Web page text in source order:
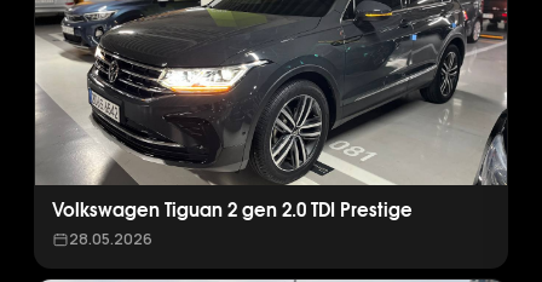
Volkswagen Tiguan 2 gen 2.0 TDI Prestige
28.05.2026